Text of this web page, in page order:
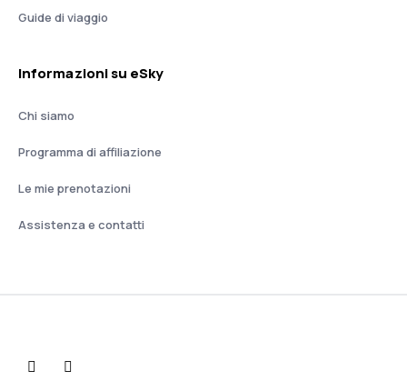
Guide di viaggio
Informazioni su eSky
Chi siamo
Programma di affiliazione
Le mie prenotazioni
Assistenza e contatti